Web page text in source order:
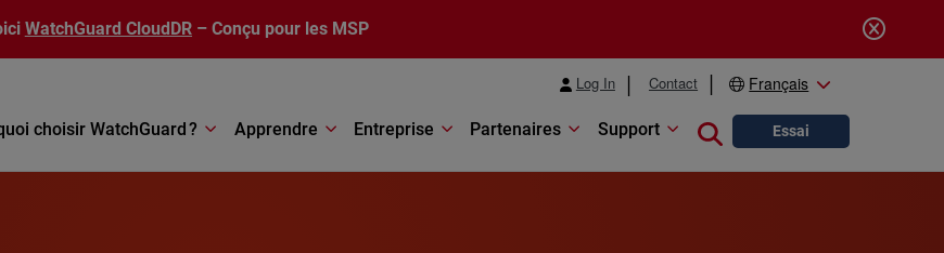
WatchGuard CloudDR – Conçu pour les MSP
Log In Contact Français
choisir WatchGuard ? Apprendre Entreprise Partenaires Support Close search
Essai